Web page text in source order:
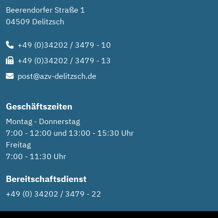
Beerendorfer Straße 1
04509 Delitzsch
+49 (0)34202 / 3479 - 10
+49 (0)34202 / 3479 - 13
post@azv-delitzsch.de
Geschäftszeiten
Montag - Donnerstag
7:00 - 12:00 und 13:00 - 15:30 Uhr
Freitag
7:00 - 11:30 Uhr
Bereitschaftsdienst
+49 (0) 34202 / 3479 - 22